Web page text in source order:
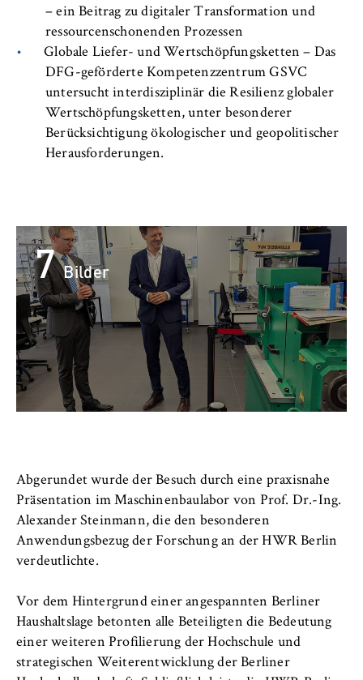
– ein Beitrag zu digitaler Transformation und
ressourcenschonenden Prozessen
Globale Liefer- und Wertschöpfungsketten – Das
DFG-geförderte Kompetenzzentrum GSVC
untersucht interdisziplinär die Resilienz globaler
Wertschöpfungsketten, unter besonderer
Berücksichtigung ökologischer und geopolitischer
Herausforderungen.
7Bilder
Abgerundet wurde der Besuch durch eine praxisnahe
Präsentation im Maschinenbaulabor von Prof. Dr.-Ing.
Alexander Steinmann, die den besonderen
Anwendungsbezug der Forschung an der HWR Berlin
verdeutlichte.
Vor dem Hintergrund einer angespannten Berliner
Haushaltslage betonten alle Beteiligten die Bedeutung
einer weiteren Profilierung der Hochschule und
strategischen Weiterentwicklung der Berliner
Name:
VISITOR_INFO1_LIVE, YSC, yt-remote-
connected-devices
Anbieter:
Google Ireland Limited
Zweck:
Erlaubt das Anzeigen und Abspielen von
Cookie Laufzeit:
bis zu 2 Jahre
STATISTIK
Matomo
Name:
Matomo
Zweck:
Ermöglicht die anonyme Analyse Ihres
Nutzerverhaltens auf unserer Website, um
unser Angebot fortlaufend zu verbessern.
helfen zu verstehen, welche Seiten am
häufigsten besucht werden.
Cookie Laufzeit:
bis zu 13 Monate